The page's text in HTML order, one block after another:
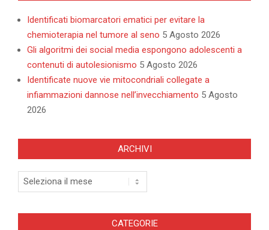
Identificati biomarcatori ematici per evitare la
chemioterapia nel tumore al seno 5 Agosto 2026
Gli algoritmi dei social media espongono adolescenti a
contenuti di autolesionismo 5 Agosto 2026
Identificate nuove vie mitocondriali collegate a
infiammazioni dannose nell’invecchiamento 5 Agosto
2026
ARCHIVI
Archivi
CATEGORIE